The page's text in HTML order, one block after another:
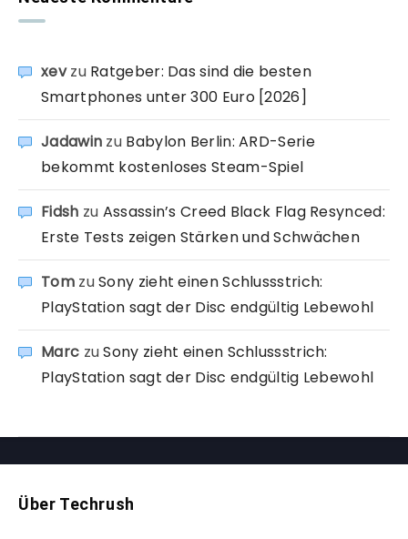
xevzu Ratgeber: Das sind die besten
Smartphones unter 300 Euro [2026]
Jadawin zu Babylon Berlin: ARD-Serie
bekommt kostenloses Steam-Spiel
Fidsh zu Assassin’s Creed Black Flag Resynced:
Erste Tests zeigen Stärken und Schwächen
TomzuSony zieht einen Schlussstrich:
PlayStation sagt der Disc endgültig Lebewohl
Marc zuSony zieht einen Schlussstrich:
PlayStation sagt der Disc endgültig Lebewohl
Über Techrush